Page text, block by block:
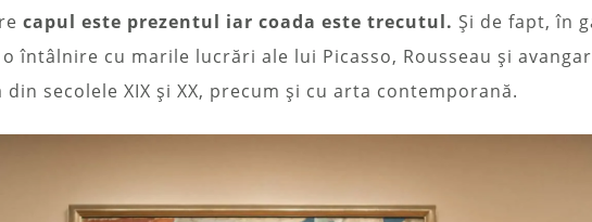
capul este prezentul iar coada este trecutul. Și de fapt, în
întâlnire cu marile lucrări ale lui Picasso, Rousseau și
secolele XIX și XX, precum și cu arta contemporană.